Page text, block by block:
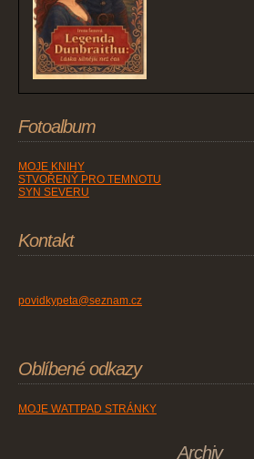
Fotoalbum
MOJE KNIHY
STVOŘENÝ PRO TEMNOTU
SYN SEVERU
Kontakt
povidkypeta@seznam.cz
Oblíbené odkazy
MOJE WATTPAD STRÁNKY
Archiv